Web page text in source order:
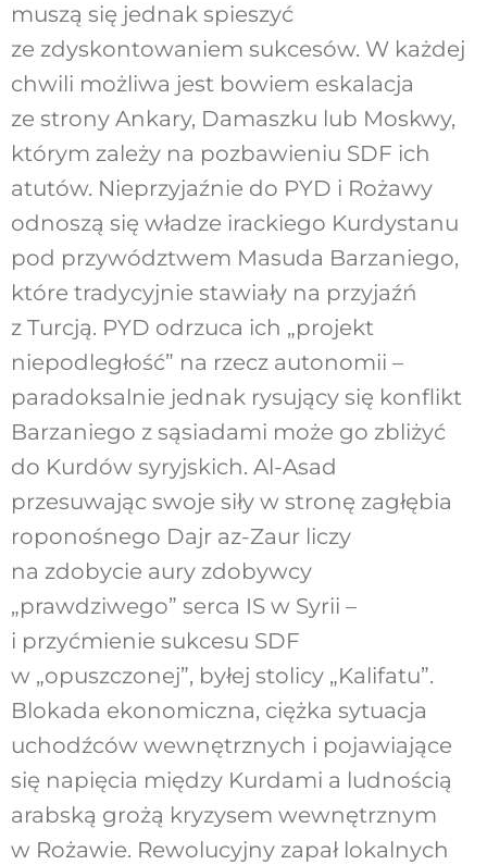
muszą się jednak spieszyć
ze zdyskontowaniem sukcesów. W każdej
chwili możliwa jest bowiem eskalacja
ze strony Ankary, Damaszku lub Moskwy,
którym zależy na pozbawieniu SDF ich
atutów. Nieprzyjaźnie do PYD i Rożawy
odnoszą się władze irackiego Kurdystanu
pod przywództwem Masuda Barzaniego,
które tradycyjnie stawiały na przyjaźń
z Turcją. PYD odrzuca ich „projekt
niepodległość” na rzecz autonomii –
paradoksalnie jednak rysujący się konflikt
Barzaniego z sąsiadami może go zbliżyć
do Kurdów syryjskich. Al-Asad
przesuwając swoje siły w stronę zagłębia
roponośnego Dajr az-Zaur liczy
na zdobycie aury zdobywcy
„prawdziwego” serca IS w Syrii –
i przyćmienie sukcesu SDF
w „opuszczonej”, byłej stolicy „Kalifatu”.
Blokada ekonomiczna, ciężka sytuacja
uchodźców wewnętrznych i pojawiające
się napięcia między Kurdami a ludnością
arabską grożą kryzysem wewnętrznym
w Rożawie. Rewolucyjny zapał lokalnych